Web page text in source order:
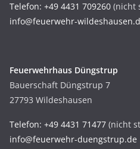
Telefon: +49 4431 709260 (nicht
info@feuerwehr-
Feuerwehrhaus Düngstrup
Bauerschaft Düngstrup 7
27793 Wildeshausen
Telefon: +49 4431 71477 (nicht
info@feuerwehr-duengstrup.de